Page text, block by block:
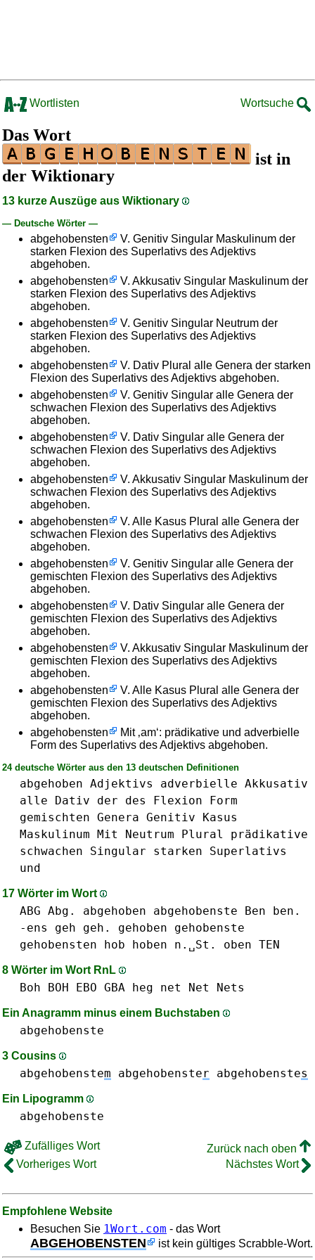
Wortlisten Wortsuche
Das Wort
ist in
der Wiktionary
13 kurze Auszüge aus Wiktionary
— Deutsche Wörter —
abgehobensten
V. Genitiv Singular Maskulinum der
starken Flexion des Superlativs des Adjektivs
abgehoben.
abgehobensten
V. Akkusativ Singular Maskulinum der
starken Flexion des Superlativs des Adjektivs
abgehoben.
abgehobensten
V. Genitiv Singular Neutrum der
starken Flexion des Superlativs des Adjektivs
abgehoben.
abgehobensten
V. Dativ Plural alle Genera der starken
Flexion des Superlativs des Adjektivs abgehoben.
abgehobensten
V. Genitiv Singular alle Genera der
schwachen Flexion des Superlativs des Adjektivs
abgehoben.
abgehobensten
V. Dativ Singular alle Genera der
schwachen Flexion des Superlativs des Adjektivs
abgehoben.
abgehobensten
V. Akkusativ Singular Maskulinum der
schwachen Flexion des Superlativs des Adjektivs
abgehoben.
abgehobensten
V. Alle Kasus Plural alle Genera der
schwachen Flexion des Superlativs des Adjektivs
abgehoben.
abgehobensten
V. Genitiv Singular alle Genera der
gemischten Flexion des Superlativs des Adjektivs
abgehoben.
abgehobensten
V. Dativ Singular alle Genera der
gemischten Flexion des Superlativs des Adjektivs
abgehoben.
abgehobensten
V. Akkusativ Singular Maskulinum der
gemischten Flexion des Superlativs des Adjektivs
abgehoben.
abgehobensten
V. Alle Kasus Plural alle Genera der
gemischten Flexion des Superlativs des Adjektivs
abgehoben.
abgehobensten
Mit ‚am‘: prädikative und adverbielle
Form des Superlativs des Adjektivs abgehoben.
24 deutsche Wörter aus den 13 deutschen Definitionen
abgehoben Adjektivs adverbielle Akkusativ
alle
Dativ der des Flexion
Form
gemischten Genera Genitiv
Kasus
Maskulinum Mit Neutrum Plural
prädikative
schwachen
Singular starken
Superlativs
und
17 Wörter im Wort
ABG Abg. abgehoben abgehobenste
Ben ben.
-ens
geh geh. gehoben
gehobenste
gehobensten
hob hoben n.␣St. oben TEN
8 Wörter im Wort RnL
Boh BOH EBO GBA heg net Net Nets
Ein Anagramm minus einem Buchstaben
abgehobenste
3 Cousins
abgehobenstem abgehobenster abgehobenstes
Ein Lipogramm
abgehobenste
Zufälliges Wort
Zurück nach oben
Vorheriges Wort
Nächstes Wort
Empfohlene Website
Besuchen Sie 1Wort.com - das Wort
ABGEHOBENSTEN ist kein gültiges Scrabble-Wort.